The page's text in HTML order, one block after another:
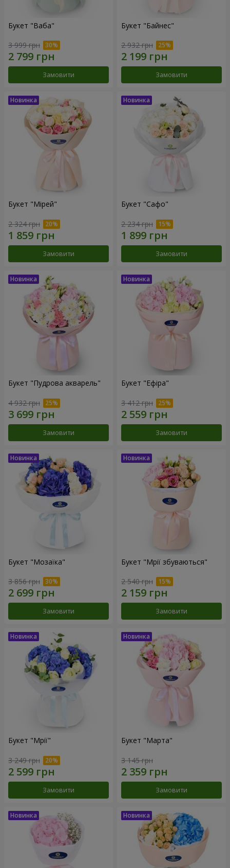
Букет "Ваба"
3 999 грн
Замовити
Букет "Байнес"
2 932 грн
Замовити
Букет "Мірей"
2 324 грн
Замовити
Букет "Сафо"
2 234 грн
Замовити
Букет "Пудрова акварель"
4 932 грн
Замовити
Букет "Ефіра"
3 412 грн
Замовити
Букет "Мозаїка"
3 856 грн
Замовити
Букет "Мрії збуваються"
2 540 грн
Замовити
Букет "Мрії"
3 249 грн
Замовити
Букет "Марта"
3 145 грн
Замовити